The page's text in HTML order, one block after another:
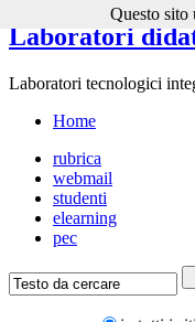
Laboratori
Laboratori tecnologici
Home
rubrica
webmail
studenti
elearning
pec
Questo sito